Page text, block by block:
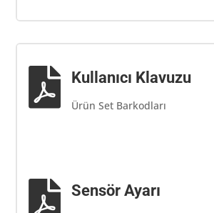
 Kullanıcı Klavuzu
Ürün Set Barkodları
 Sensör Ayarı